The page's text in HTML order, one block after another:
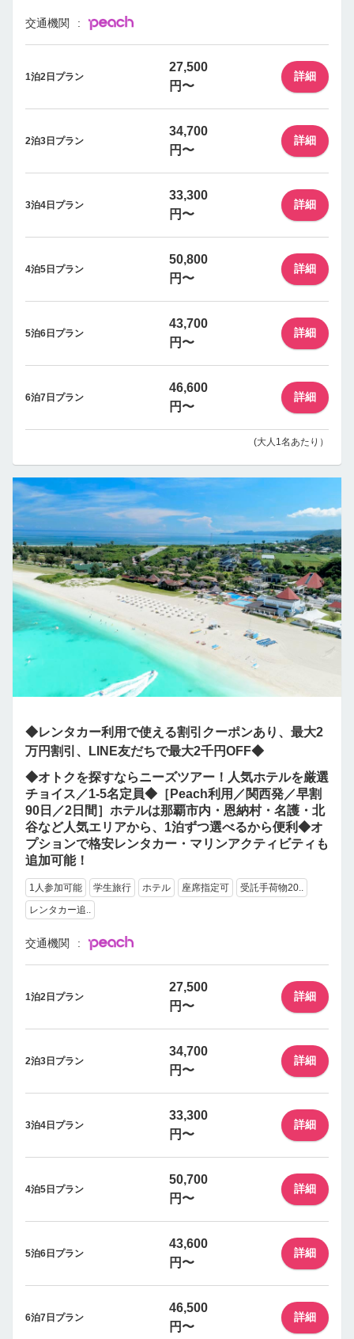
交通機関
1泊2日プラン
27,500
円〜
詳細
2泊3日プラン
34,700
円〜
詳細
3泊4日プラン
33,300
円〜
詳細
4泊5日プラン
50,800
円〜
詳細
5泊6日プラン
43,700
円〜
詳細
6泊7日プラン
46,600
円〜
詳細
(大人1名あたり）
◆レンタカー利用で使える割引クーポンあり、最大2
万円割引、LINE友だちで最大2千円OFF◆
◆オトクを探すならニーズツアー！人気ホテルを厳選
チョイス／1-5名定員◆［Peach利用／関西発／早割
90日／2日間］ホテルは那覇市内・恩納村・名護・北
谷など人気エリアから、1泊ずつ選べるから便利◆オ
プションで格安レンタカー・マリンアクティビティも
追加可能！
1人参加可能 学生旅行 ホテル 座席指定可
受託手荷物20..
レンタカー追..
交通機関
1泊2日プラン
27,500
円〜
詳細
2泊3日プラン
34,700
円〜
詳細
3泊4日プラン
33,300
円〜
詳細
4泊5日プラン
50,700
円〜
詳細
5泊6日プラン
43,600
円〜
詳細
6泊7日プラン
46,500
円〜
詳細